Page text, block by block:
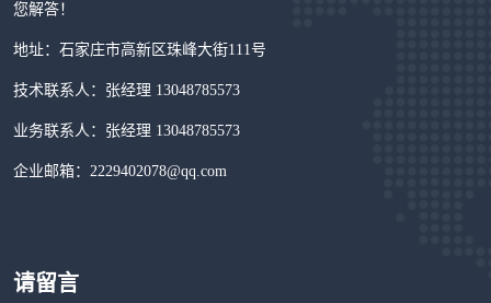
您解答！
地址：石家庄市高新区珠峰大街111号
技术联系人：张经理 13048785573
业务联系人：张经理 13048785573
企业邮箱：2229402078@qq.com
请留言